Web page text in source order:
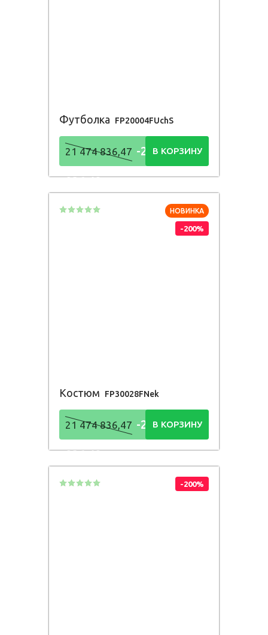
Футболка FP20004FUchS
21 474 836,47 -21 474
836,48Р
В КОРЗИНУ
НОВИНКА
-200%
Костюм FP30028FNek
21 474 836,47 -21 474
836,48Р
В КОРЗИНУ
-200%